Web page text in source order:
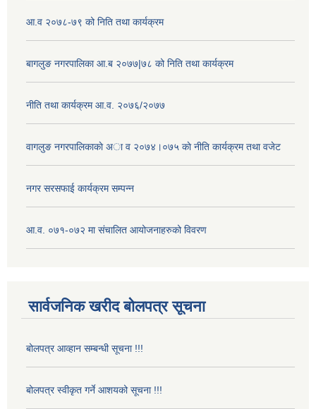
आ.व २०७८-७९ को निति तथा कार्यक्रम
बागलुङ नगरपालिका आ.ब २०७७|७८ को निति तथा कार्यक्रम
नीति तथा कार्यक्रम आ.व. २०७६/२०७७
वागलुङ नगरपालिकाकाे अा‍ व २०७४।०७५ काे नीति कार्यक्रम तथा वजेट
नगर सरसफाई कार्यक्रम सम्पन्न
आ.व. ०७१-०७२ मा संचालित आयोजनाहरुको विवरण
सार्वजनिक खरीद बोलपत्र सूचना
बोलपत्र आव्हान सम्बन्धी सूचना !!!
बोलपत्र स्वीकृत गर्ने आशयको सूचना !!!